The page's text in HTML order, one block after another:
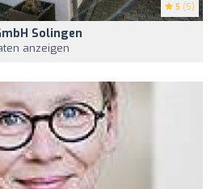
5 (5)
Solingen
anzeigen